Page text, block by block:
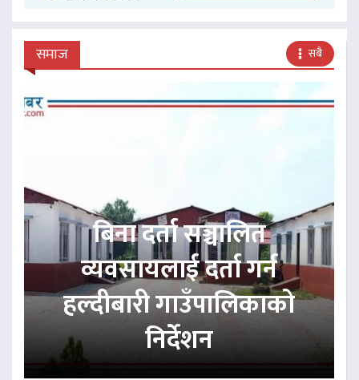
समाज सबै
बिना दर्ता सञ्चालित
व्यवसायलाई दर्ता गर्न
हल्दीबारी गाउँपालिकाको
निर्देशन